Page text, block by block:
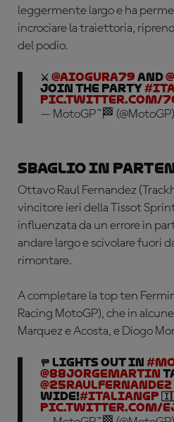
leggermente largo e ha
incrociare la traiettoria,
del podio.
⚔️ @AiOgura79 and
join the party
pic.twitter.com/
— MotoGP™🏁 (@MotoGP)
Sbaglio in
Ottavo Raul Fernandez
vincitore ieri della Tissot
influenzata da un errore in
andare largo e scivolare fuori
rimontare.
A completare la top ten
Racing MotoGP), che in
Marquez e Acosta, e Diogo
🚥 LIGHTS OUT in
@88jorgemartin
@25RaulFernandez
wide!#ItalianGP
pic.twitter.com/